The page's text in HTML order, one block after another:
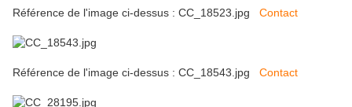
Référence de l'image ci-dessus : CC_18523.jpg Contact
Référence de l'image ci-dessus : CC_18543.jpg Contact